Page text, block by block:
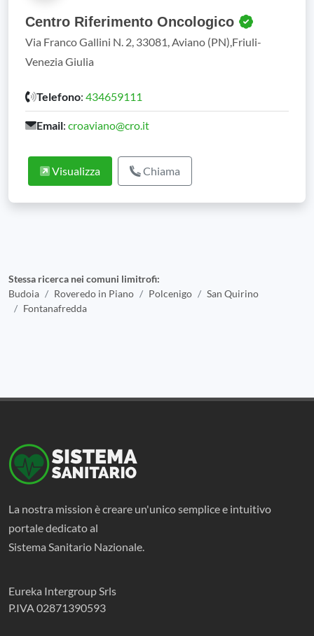
Centro Riferimento Oncologico
Via Franco Gallini N. 2, 33081, Aviano (PN),Friuli-
Venezia Giulia
Telefono: 434659111
Email: croaviano@cro.it
Visualizza Chiama
Stessa ricerca nei comuni limitrofi:
Budoia
Roveredo in Piano Polcenigo
San Quirino
Fontanafredda
La nostra mission è creare un'unico semplice e intuitivo
portale dedicato al
Sistema Sanitario Nazionale.
Eureka Intergroup Srls
P.IVA 02871390593